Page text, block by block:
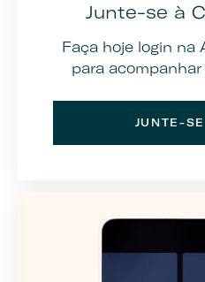
Junte-se à
Faça hoje login na
para
JUNTE-